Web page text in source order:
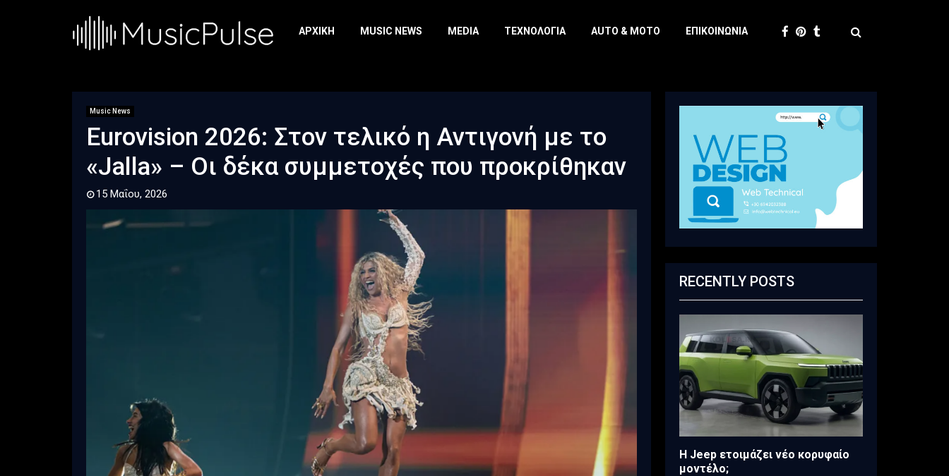
ΑΡΧΙΚΉ MUSIC NEWS MEDIA ΤΕΧΝΟΛΟΓΊΑ AUTO & MOTO ΕΠΙΚΟΙΝΩΝΊΑ
Music News
Eurovision 2026: Στον τελικό η Αντιγονή με το
«Jalla» – Οι δέκα συμμετοχές που προκρίθηκαν
15 Μαΐου, 2026
RECENTLY POSTS
H Jeep ετοιμάζει νέο κορυφαίο
μοντέλο;